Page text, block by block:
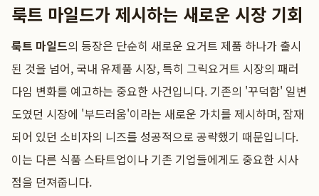
룩트 마일드가 제시하는 새로운 시장 기회
룩트 마일드의 등장은 단순히 새로운 요거트 제품 하나가 출시
된 것을 넘어, 국내 유제품 시장, 특히 그릭요거트 시장의 패러
다임 변화를 예고하는 중요한 사건입니다. 기존의 '꾸덕함' 일변
도였던 시장에 '부드러움'이라는 새로운 가치를 제시하며, 잠재
되어 있던 소비자의 니즈를 성공적으로 공략했기 때문입니다.
이는 다른 식품 스타트업이나 기존 기업들에게도 중요한 시사
점을 던져줍니다.